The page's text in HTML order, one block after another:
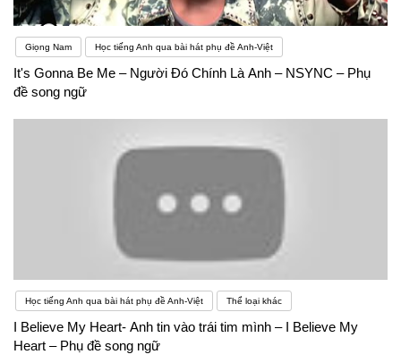
Giọng Nam Học tiếng Anh qua bài hát phụ đề Anh-Việt
It's Gonna Be Me – Người Đó Chính Là Anh – NSYNC – Phụ
đề song ngữ
Học tiếng Anh qua bài hát phụ đề Anh-Việt Thể loại khác
I Believe My Heart- Anh tin vào trái tim mình – I Believe My
Heart – Phụ đề song ngữ